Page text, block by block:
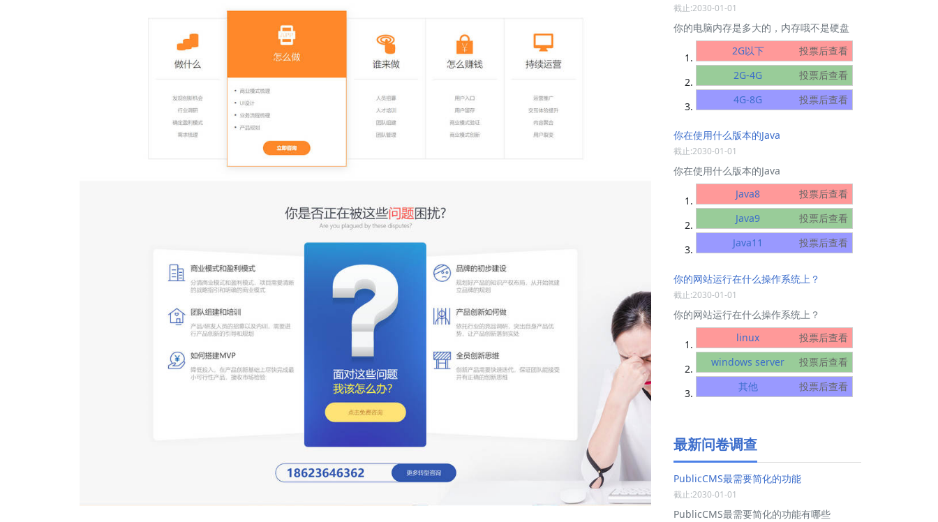
截止:2030-01-01
你的电脑内存是多大的，内存哦不是硬盘
2G以下
投票后查看
2G-4G
投票后查看
4G-8G
投票后查看
你在使用什么版本的Java
截止:2030-01-01
你在使用什么版本的Java
Java8
投票后查看
Java9
投票后查看
Java11
投票后查看
你的网站运行在什么操作系统上？
截止:2030-01-01
你的网站运行在什么操作系统上？
linux
投票后查看
windows server
投票后查看
其他
投票后查看
最新问卷调查
PublicCMS最需要简化的功能
截止:2030-01-01
PublicCMS最需要简化的功能有哪些